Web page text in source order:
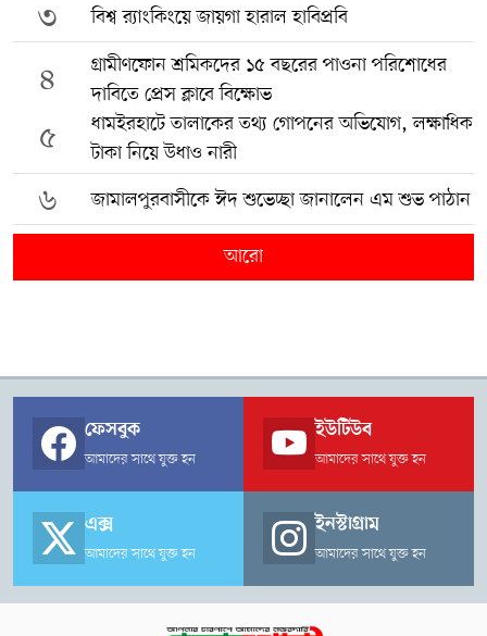
৩ বিশ্ব র‍্যাংকিংয়ে জায়গা হারাল হাবিপ্রবি
৪
গ্রামীণফোন শ্রমিকদের ১৫ বছরের পাওনা পরিশোধের
দাবিতে প্রেস ক্লাবে বিক্ষোভ
৫
ধামইরহাটে তালাকের তথ্য গোপনের অভিযোগ, লক্ষাধিক
টাকা নিয়ে উধাও নারী
৬ জামালপুরবাসীকে ঈদ শুভেচ্ছা জানালেন এম শুভ পাঠান
আরো
ফেসবুক
আমাদের সাথে যুক্ত হন
ইউটিউব
আমাদের সাথে যুক্ত হন
এক্স
আমাদের সাথে যুক্ত হন
ইনস্টাগ্রাম
আমাদের সাথে যুক্ত হন